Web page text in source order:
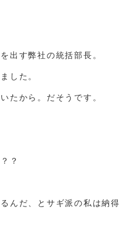
出す弊社の統括部長。
した。
たから。だそうです。
？
んだ、とサギ派の私は納得